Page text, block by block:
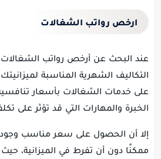
ارخص رواتب الشغالات
عند البحث عن أرخص رواتب
التكاليف الشهرية المناسبة
على خدمات الشغالات بأسعار تنافسية
الخبرة والمهارات التي قد تؤثر على
إلا أن الحصول على سعر مناسب
ممكنًا دون أن تفرط في الميزانية، حيث